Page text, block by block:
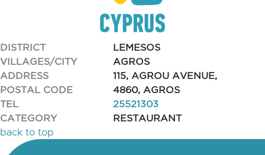
DISTRICT
LEMESOS
VILLAGES/CITY
AGROS
ADDRESS
115, AGROU AVENUE,
POSTAL CODE
4860, AGROS
TEL
25521303
CATEGORY
RESTAURANT
back to top